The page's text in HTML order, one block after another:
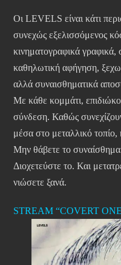
Οι LEVELS είναι κάτι
συνεχώς εξελισσόμενος
κινηματογραφικά γραφικά,
καθηλωτική αφήγηση,
αλλά συναισθηματικά
Με κάθε κομμάτι,
σύνδεση. Καθώς
μέσα στο μεταλλικό
Μην θάβετε το
Διοχετεύστε το. Και
νιώσετε ξανά.
STREAM “COVERT